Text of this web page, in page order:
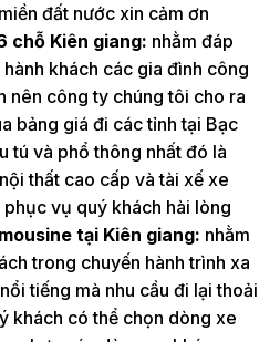
đất nước xin cảm ơn
chỗ Kiên giang: nhằm đáp
khách các gia đình công
nên công ty chúng tôi cho ra
bảng giá đi các tỉnh tại Bạc
tú và phổ thông nhất đó là
thất cao cấp và tài xế xe
vụ quý khách hài lòng
tại Kiên giang: nhằm
trong chuyến hành trình xa
tiếng mà nhu cầu đi lại thoải
khách có thể chọn dòng xe